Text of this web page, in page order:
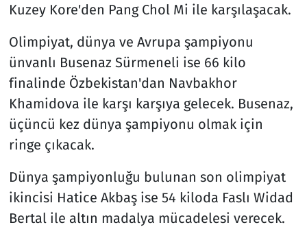
Kuzey Kore'den Pang Chol Mi ile karşılaşacak.
Olimpiyat, dünya ve Avrupa şampiyonu
ünvanlı Busenaz Sürmeneli ise 66 kilo
finalinde Özbekistan'dan Navbakhor
Khamidova ile karşı karşıya gelecek. Busenaz,
üçüncü kez dünya şampiyonu olmak için
ringe çıkacak.
Dünya şampiyonluğu bulunan son olimpiyat
ikincisi Hatice Akbaş ise 54 kiloda Faslı Widad
Bertal ile altın madalya mücadelesi verecek.